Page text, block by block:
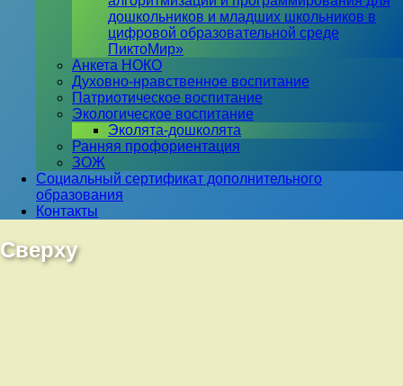
дошкольников и младших школьников в
цифровой образовательной среде
ПиктоМир»
Анкета НОКО
Духовно-нравственное воспитание
Патриотическое воспитание
Экологическое воспитание
Эколята-дошколята
Ранняя профориентация
ЗОЖ
Социальный сертификат дополнительного
образования
Контакты
Сверху